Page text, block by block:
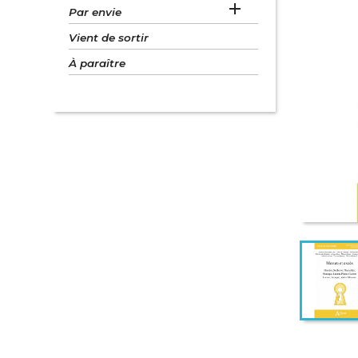
Par envie 
Vient de sortir
À paraître